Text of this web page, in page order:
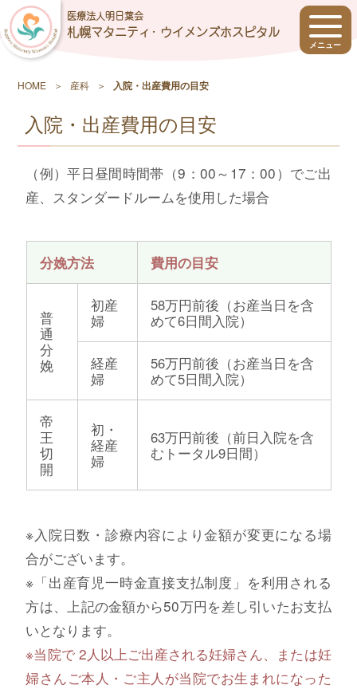
医療法人明日葉会
札幌マタニティ･ ウイメンズホスピタル
HOME 産科 入院・出産費用の目安
入院・出産費用の目安
（例）平日昼間時間帯（9：00～17：00）でご出
産、スタンダードルームを使用した場合
分娩方法 費用の目安
普
通
分
娩
初産
婦
58万円前後（お産当日を含
めて6日間入院）
経産
婦
56万円前後（お産当日を含
めて5日間入院）
帝
王
切
開
初・
経産
婦
63万円前後（前日入院を含
むトータル9日間）
※入院日数・診療内容により金額が変更になる場
合がございます。
※「出産育児一時金直接支払制度」を利用される
方は、上記の金額から50万円を差し引いたお支払
いとなります。
※当院で 2人以上ご出産される妊婦さん、または妊
婦さんご本人・ご主人が当院でお生まれになった